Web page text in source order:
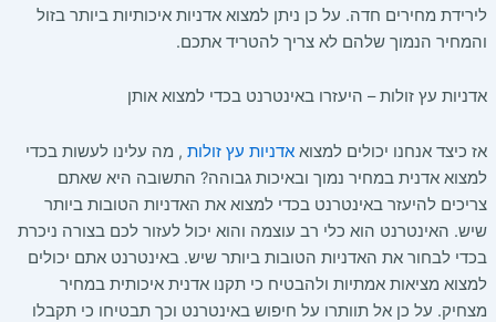
לירידת מחירים חדה. על כן ניתן למצוא אדניות איכותיות ביותר בזול
והמחיר הנמוך שלהם לא צריך להטריד אתכם.
אדניות עץ זולות – היעזרו באינטרנט בכדי למצוא אותן
אז כיצד אנחנו יכולים למצוא אדניות עץ זולות, מה עלינו לעשות בכדי
למצוא אדנית במחיר נמוך ובאיכות גבוהה? התשובה היא שאתם
צריכים להיעזר באינטרנט בכדי למצוא את האדניות הטובות ביותר
שיש. האינטרנט הוא כלי רב עוצמה והוא יכול לעזור לכם בצורה ניכרת
בכדי לבחור את האדניות הטובות ביותר שיש. באינטרנט אתם יכולים
למצוא מציאות אמתיות ולהבטיח כי תקנו אדנית איכותית במחיר
מצחיק. על כן אל תוותרו על חיפוש באינטרנט וכך תבטיחו כי תקבלו